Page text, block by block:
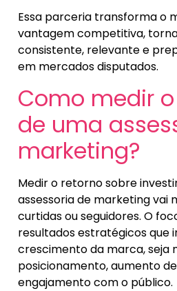
Essa parceria transforma o
vantagem competitiva,
consistente, relevante e
em mercados disputados.
Como medir
de uma
marketing?
Medir o retorno sobre
assessoria de marketing vai
curtidas ou seguidores. O
resultados estratégicos que
crescimento da marca, seja
posicionamento, aumento
engajamento com o público.